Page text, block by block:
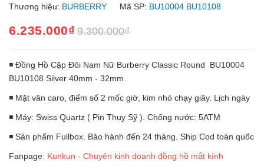
Thương hiệu: BURBERRY Mã SP: BU10004 BU10108
6.235.000₫ 9.300.000₫
◾ Đồng Hồ Cặp Đôi Nam Nữ Burberry Classic Round BU10004
BU10108 Silver 40mm - 32mm
◾ Mặt vân caro, điểm số 2 mốc giờ, kim nhỏ chạy giây. Lịch ngày
◾ Máy: Swiss Quartz ( Pin Thụy Sỹ ). Chống nước: 5ATM
◾ Sản phẩm Fullbox. Bảo hành đến 24 tháng. Ship Cod toàn quốc
Fanpage: Kunkun - Chuyên kinh doanh đồng hồ mắt kính